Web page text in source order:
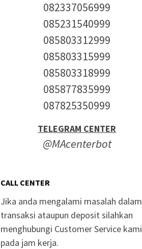
082337056999
085231540999
085803312999
085803315999
085803318999
085877835999
087825350999
TELEGRAM CENTER
@MAcenterbot
CALL CENTER
Jika anda mengalami masalah dalam
transaksi ataupun deposit silahkan
menghubungi Customer Service kami
pada jam kerja.